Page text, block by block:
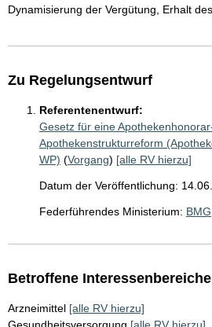
Dynamisierung der Vergütung, Erhalt
Zu Regelungsentwurf
Referentenentwurf:
Gesetz für eine
Apothekenstrukturreform
WP) (Vorgang) [alle RV hierzu]
Datum der Veröffentlichung:
Federführendes Ministerium: BMG
Betroffene
Arzneimittel [alle RV hierzu]